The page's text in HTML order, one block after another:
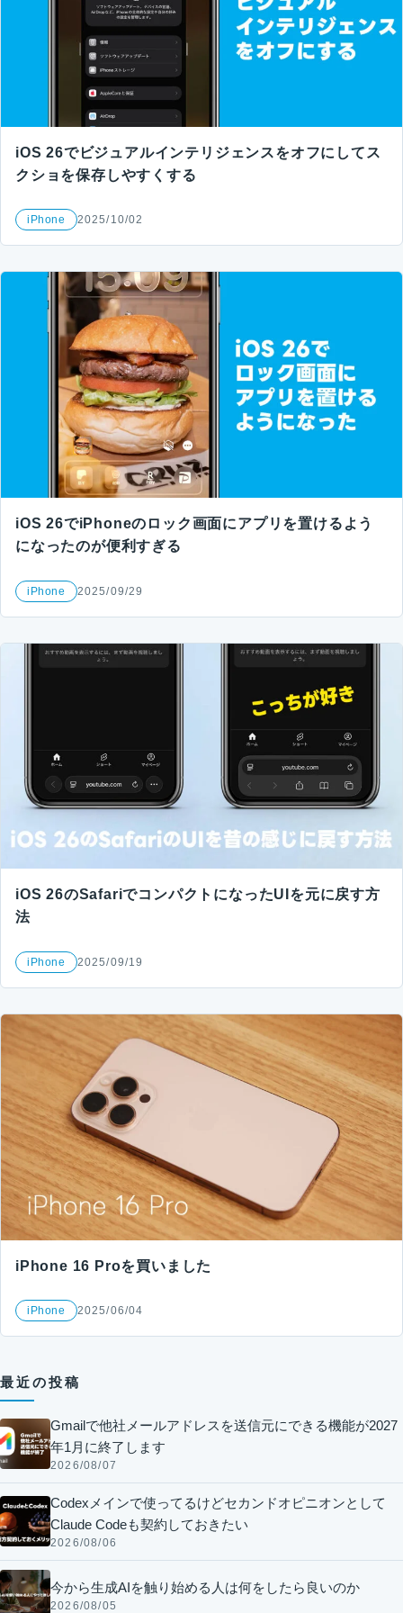
iOS 26でビジュアルインテリジェンスをオフにしてス
クショを保存しやすくする
iPhone 2025/10/02
iOS 26でiPhoneのロック画面にアプリを置けるよう
になったのが便利すぎる
iPhone 2025/09/29
iOS 26のSafariでコンパクトになったUIを元に戻す方
法
iPhone 2025/09/19
iPhone 16 Proを買いました
iPhone 2025/06/04
最近の投稿
Gmailで他社メールアドレスを送信元にできる機能が2027
年1月に終了します
2026/08/07
Codexメインで使ってるけどセカンドオピニオンとして
Claude Codeも契約しておきたい
2026/08/06
今から生成AIを触り始める人は何をしたら良いのか
2026/08/05